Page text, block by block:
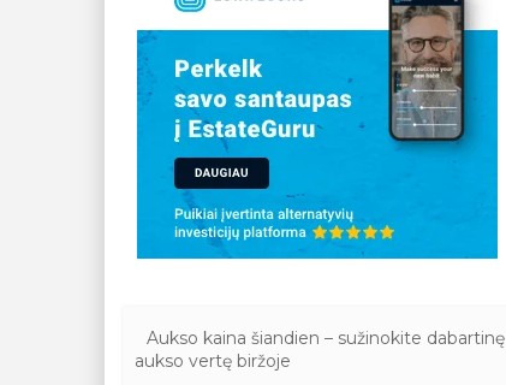
Aukso kaina šiandien – sužinokite dabartinę
aukso vertę biržoje